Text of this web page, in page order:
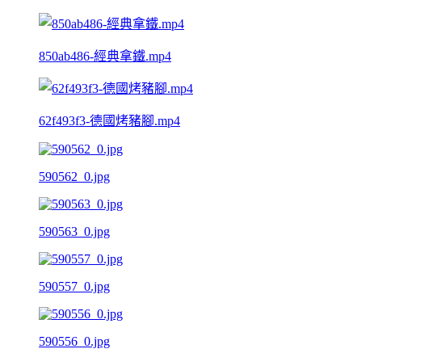
850ab486-經典拿鐵.mp4
62f493f3-德國烤豬腳.mp4
590562_0.jpg
590563_0.jpg
590557_0.jpg
590556_0.jpg